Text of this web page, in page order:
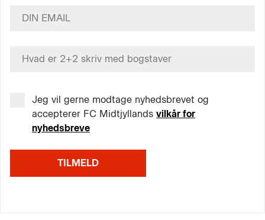
Jeg vil gerne modtage nyhedsbrevet og
accepterer FC Midtjyllands vilkår for
nyhedsbreve